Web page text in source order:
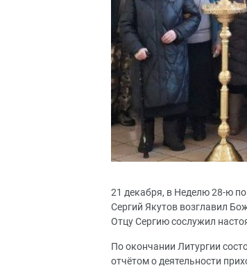
21 декабря, в Неделю 28-ю
Сергий Якутов возглавил
Отцу Сергию сослужил
По окончании Литургии
отчётом о деятельности